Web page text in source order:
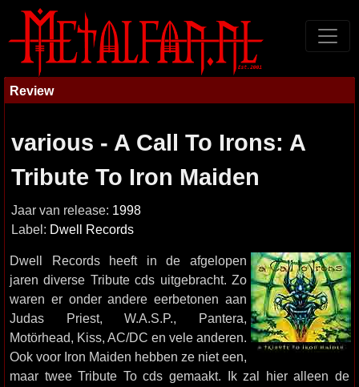
Review
various - A Call To Irons: A
Tribute To Iron Maiden
Jaar van release: 1998
Label: Dwell Records
Dwell Records heeft in de afgelopen
jaren diverse Tribute cds uitgebracht. Zo
waren er onder andere eerbetonen aan
Judas Priest, W.A.S.P., Pantera,
Motörhead, Kiss, AC/DC en vele anderen.
Ook voor Iron Maiden hebben ze niet een,
maar twee Tribute To cds gemaakt. Ik zal hier alleen de